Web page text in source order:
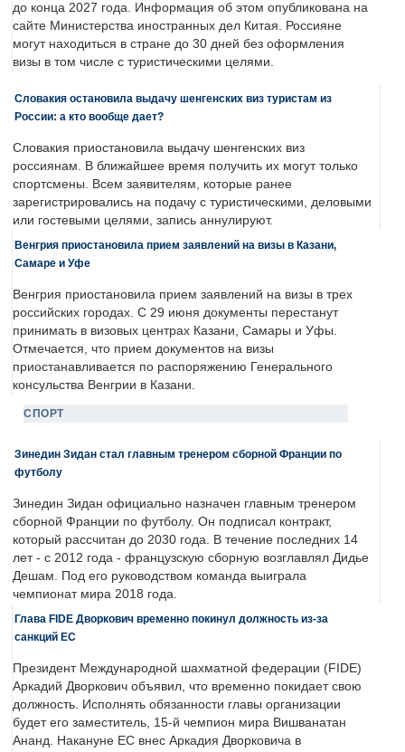
до конца 2027 года. Информация об этом опубликована на
сайте Министерства иностранных дел Китая. Россияне
могут находиться в стране до 30 дней без оформления
визы в том числе с туристическими целями.
Словакия остановила выдачу шенгенских виз туристам из
России: а кто вообще дает?
Словакия приостановила выдачу шенгенских виз
россиянам. В ближайшее время получить их могут только
спортсмены. Всем заявителям, которые ранее
зарегистрировались на подачу с туристическими, деловыми
или гостевыми целями, запись аннулируют.
Венгрия приостановила прием заявлений на визы в Казани,
Самаре и Уфе
Венгрия приостановила прием заявлений на визы в трех
российских городах. С 29 июня документы перестанут
принимать в визовых центрах Казани, Самары и Уфы.
Отмечается, что прием документов на визы
приостанавливается по распоряжению Генерального
консульства Венгрии в Казани.
СПОРТ
Зинедин Зидан стал главным тренером сборной Франции по
футболу
Зинедин Зидан официально назначен главным тренером
сборной Франции по футболу. Он подписал контракт,
который рассчитан до 2030 года. В течение последних 14
лет - с 2012 года - французскую сборную возглавлял Дидье
Дешам. Под его руководством команда выиграла
чемпионат мира 2018 года.
Глава FIDE Дворкович временно покинул должность из-за
санкций ЕС
Президент Международной шахматной федерации (FIDE)
Аркадий Дворкович объявил, что временно покидает свою
должность. Исполнять обязанности главы организации
будет его заместитель, 15-й чемпион мира Вишванатан
Ананд. Накануне ЕС внес Аркадия Дворковича в